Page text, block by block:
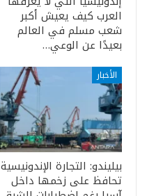
العرب كيف يعيش أكبر
شعب مسلم في العالم
بعيدًا عن الوعي…
الأخبار
بيليندو: التجارة الإندونيسية
تحافظ على زخمها داخل